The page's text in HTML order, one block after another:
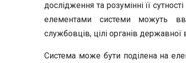
дослідження та розумінні її
елементами системи можуть
службовців, цілі органів
Система може бути поділена на